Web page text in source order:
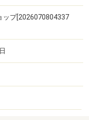
ップ[2026070804337